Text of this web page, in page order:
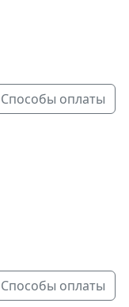
Способы оплаты
Способы оплаты